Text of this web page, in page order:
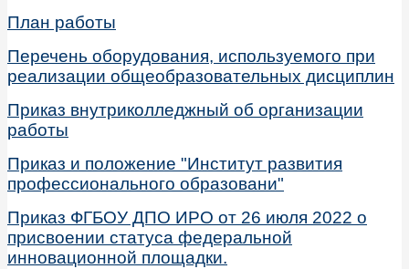
План работы
Перечень оборудования, используемого при
реализации общеобразовательных дисциплин
Приказ внутриколледжный об организации
работы
Приказ и положение "Институт развития
профессионального образовани"
Приказ ФГБОУ ДПО ИРО от 26 июля 2022 о
присвоении статуса федеральной
инновационной площадки.